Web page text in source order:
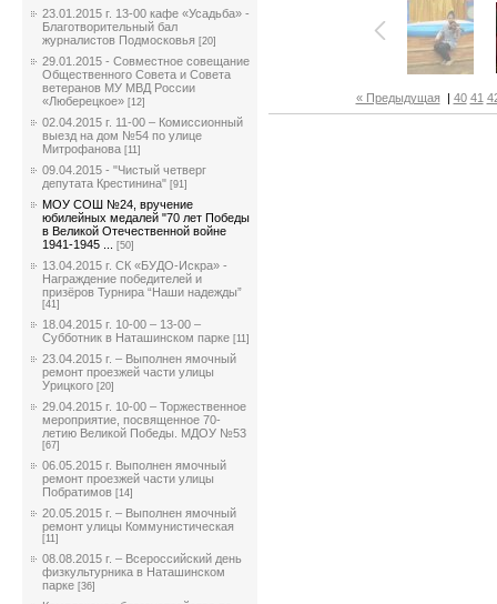
23.01.2015 г. 13-00 кафе «Усадьба» -
Благотворительный бал
журналистов Подмосковья [20]
29.01.2015 - Совместное совещание
Общественного Совета и Совета
ветеранов МУ МВД России
«Люберецкое» [12]
02.04.2015 г. 11-00 – Комиссионный
выезд на дом №54 по улице
Митрофанова [11]
09.04.2015 - "Чистый четверг
депутата Крестинина" [91]
МОУ СОШ №24, вручение
юбилейных медалей "70 лет Победы
в Великой Отечественной войне
1941-1945 ...
[50]
13.04.2015 г. СК «БУДО-Искра» -
Награждение победителей и
призёров Турнира “Наши надежды”
[41]
18.04.2015 г. 10-00 – 13-00 –
Субботник в Наташинском парке [11]
23.04.2015 г. – Выполнен ямочный
ремонт проезжей части улицы
Урицкого [20]
29.04.2015 г. 10-00 – Торжественное
мероприятие, посвященное 70-
летию Великой Победы. МДОУ №53
[67]
06.05.2015 г. Выполнен ямочный
ремонт проезжей части улицы
Побратимов [14]
20.05.2015 г. – Выполнен ямочный
ремонт улицы Коммунистическая
[11]
08.08.2015 г. – Всероссийский день
физкультурника в Наташинском
парке [36]
« Предыдущая | 40 41